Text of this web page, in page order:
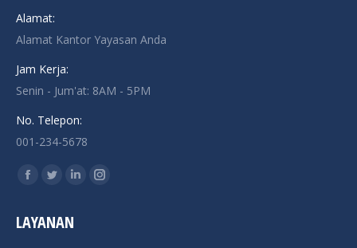
Alamat:
Alamat Kantor Yayasan Anda
Jam Kerja:
Senin - Jum'at: 8AM - 5PM
No. Telepon:
001-234-5678
Find us on:
Facebook
opens
Twitter
opens
LinkedinInstagram
LAYANAN